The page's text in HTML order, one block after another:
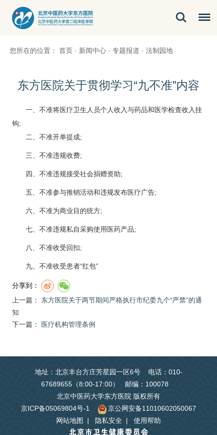
您所在的位置： 首页 · 新闻中心 · 专题报道 · 法制园地
东方医院关于贯彻学习“九不准”内容
一、不准将医疗卫生人员个人收入与药品和医学检查收入挂
钩;
二、不准开单提成;
三、不准违规收费;
四、不准违规接受社会捐赠资助;
五、不准参与推销活动和违规发布医疗广告;
六、不准为商业目的统方;
七、不准违规私自采购使用医药产品;
八、不准收受回扣;
九、不准收受患者“红包”
分享到：
上一篇：
东方医院关于两节期间严格执行市纪委九个“严禁”的通
知
下一篇：
医疗机构管理条例
地址：北京丰台方庄芳星园一区6号 电话：010-
67689655（8:00-17:00） 邮编：100078
北京中医药大学东方医院 版权所有
京ICP备05069804号-1
京公网安备11010602050067
网站地图
| 隐私安全 | 使用帮助